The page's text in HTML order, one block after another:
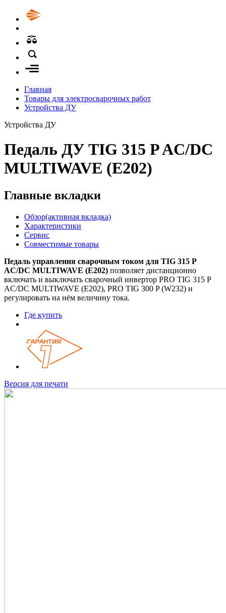
Главная
Товары для электросварочных работ
Устройства ДУ
Устройства ДУ
Педаль ДУ TIG 315 P AC/DC
MULTIWAVE (E202)
Главные вкладки
Обзор(активная вкладка)
Характеристики
Сервис
Совместимые товары
Педаль управления сварочным током для TIG 315 P
AC/DC MULTIWAVE (E202) позволяет дистанционно
включать и выключать сварочный инвертор PRO TIG 315 P
AC/DC MULTIWAVE (E202), PRO TIG 300 P (W232) и
регулировать на нём величину тока.
Где купить
Версия для печати